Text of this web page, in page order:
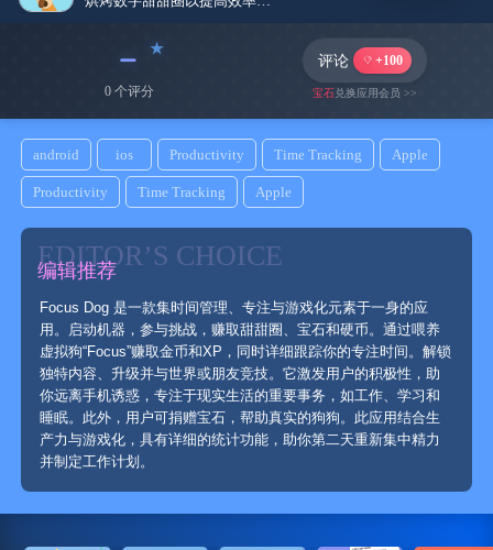
﹣
0 个评分
评论 +100
宝石兑换应用会员 >>
android ios Productivity Time Tracking Apple
Productivity Time Tracking Apple
EDITOR’S CHOICE
编辑推荐
Focus Dog 是一款集时间管理、专注与游戏化元素于一身的应
用。启动机器，参与挑战，赚取甜甜圈、宝石和硬币。通过喂养
虚拟狗“Focus”赚取金币和XP，同时详细跟踪你的专注时间。解锁
独特内容、升级并与世界或朋友竞技。它激发用户的积极性，助
你远离手机诱惑，专注于现实生活的重要事务，如工作、学习和
睡眠。此外，用户可捐赠宝石，帮助真实的狗狗。此应用结合生
产力与游戏化，具有详细的统计功能，助你第二天重新集中精力
并制定工作计划。